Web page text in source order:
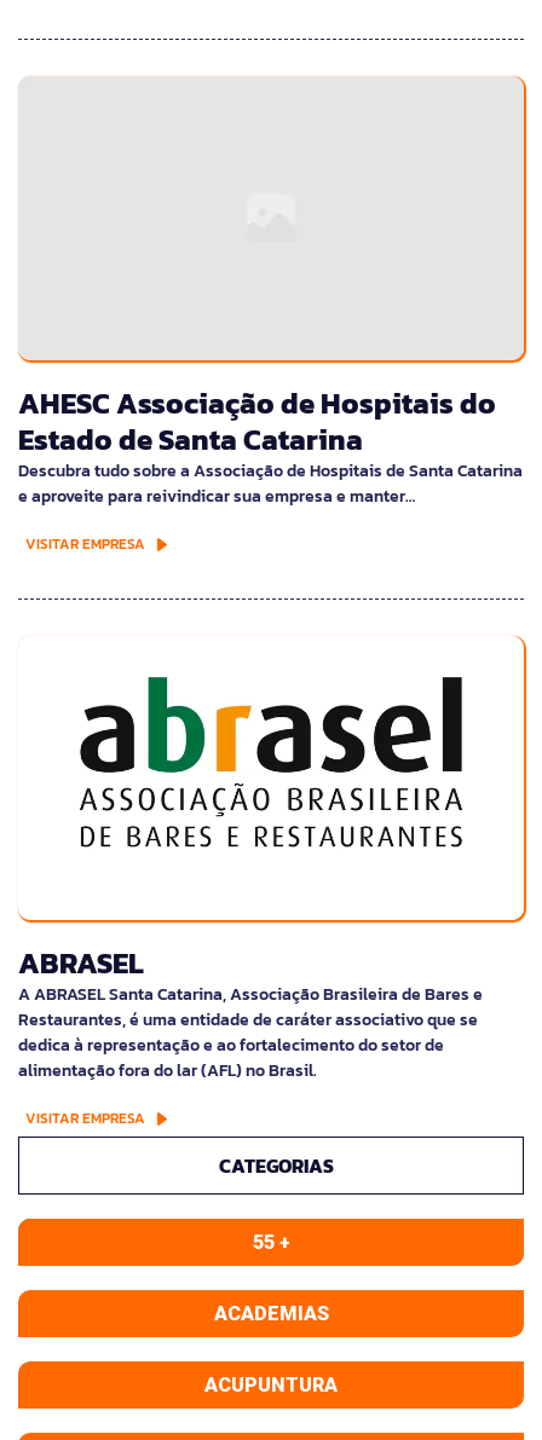
AHESC Associação de Hospitais do
Estado de Santa Catarina
Descubra tudo sobre a Associação de Hospitais de Santa Catarina
e aproveite para reivindicar sua empresa e manter…
VISITAR EMPRESA
ABRASEL
A ABRASEL Santa Catarina, Associação Brasileira de Bares e
Restaurantes, é uma entidade de caráter associativo que se
dedica à representação e ao fortalecimento do setor de
alimentação fora do lar (AFL) no Brasil.
VISITAR EMPRESA
CATEGORIAS
55 +
ACADEMIAS
ACUPUNTURA